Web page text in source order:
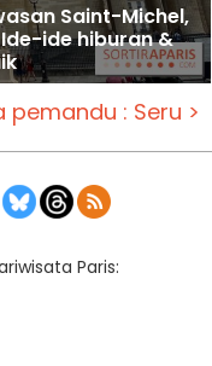
Saint-Michel,
ide hiburan &
pemandu : Seru >
Paris: